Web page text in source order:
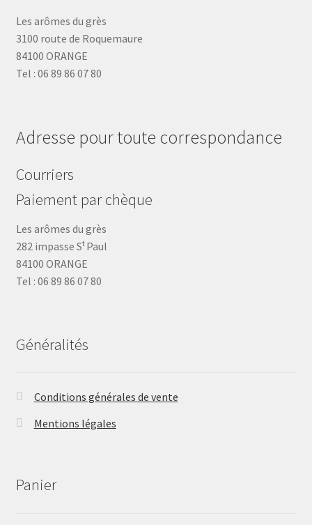
Les arômes du grès
3100 route de Roquemaure
84100 ORANGE
Tel : 06 89 86 07 80
Adresse pour toute correspondance
Courriers
Paiement par chèque
Les arômes du grès
282 impasse St Paul
84100 ORANGE
Tel : 06 89 86 07 80
Généralités
Conditions générales de vente
Mentions légales
Panier